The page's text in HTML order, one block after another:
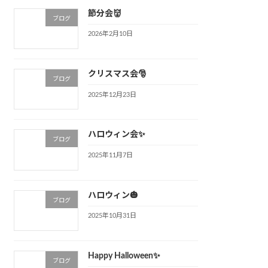
ブログ
節分会👹
2026年2月10日
ブログ
クリスマス会🎅
2025年12月23日
ブログ
ハロウィン会✨
2025年11月7日
ブログ
ハロウィン🎃
2025年10月31日
ブログ
Happy Halloween✨